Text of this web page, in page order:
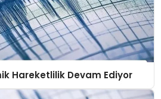
Hareketlilik Devam Ediyor